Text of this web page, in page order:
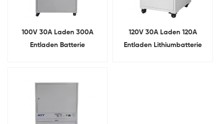
100V 30A Laden 300A
Entladen Batterie
120V 30A Laden 120A
Entladen Lithiumbatterie